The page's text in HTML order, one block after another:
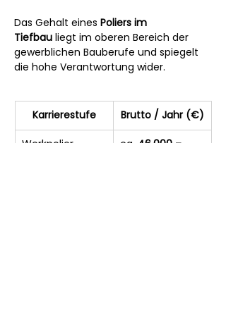
Das Gehalt eines Poliers im
Tiefbau liegt im oberen Bereich der
gewerblichen Bauberufe und spiegelt
die hohe Verantwortung wider.
Karrierestufe Brutto / Jahr (€)
Werkpolier
ca. 46.000 –